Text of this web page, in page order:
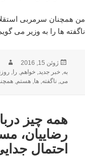
من همچنان سرمربی
ناگفته ها را به وزیر می
ارسال
شده
در
ژوئن 15, 2016
به,خبر جدید,خواهم, را,
می,ناگفته,ها,هستم,
همه چیز
رضاییان،
احتمال